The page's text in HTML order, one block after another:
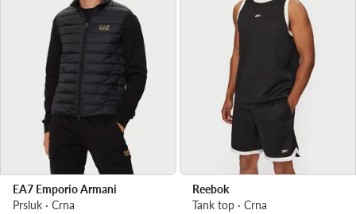
EA7 Emporio Armani
Prsluk · Crna
Reebok
Tank top · Crna